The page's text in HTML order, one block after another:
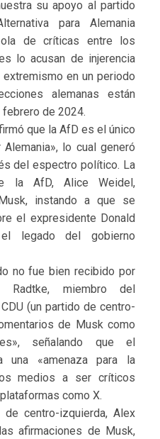
su apoyo al partido
para Alemania
de críticas entre los
lo acusan de injerencia
en un periodo
alemanas están
de 2024.
que la AfD es el único
lo cual generó
del espectro político. La
la AfD, Alice Weidel,
instando a que se
el expresidente Donald
legado del gobierno
no fue bien recibido por
Radtke, miembro del
(un partido de centro-
de Musk como
señalando que el
una «amenaza para la
medios a ser críticos
como X.
centro-izquierda, Alex
afirmaciones de Musk,